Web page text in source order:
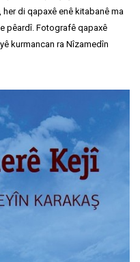
her di qapaxê enê kitabanê ma
pêardî. Fotografê qapaxê
kurmancan ra Nîzamedîn